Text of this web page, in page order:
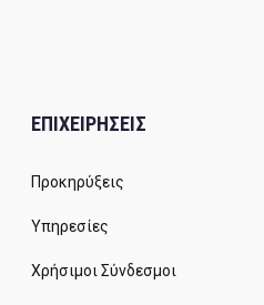
ΕΠΙΧΕΙΡΗΣΕΙΣ
Προκηρύξεις
Υπηρεσίες
Χρήσιμοι Σύνδεσμοι